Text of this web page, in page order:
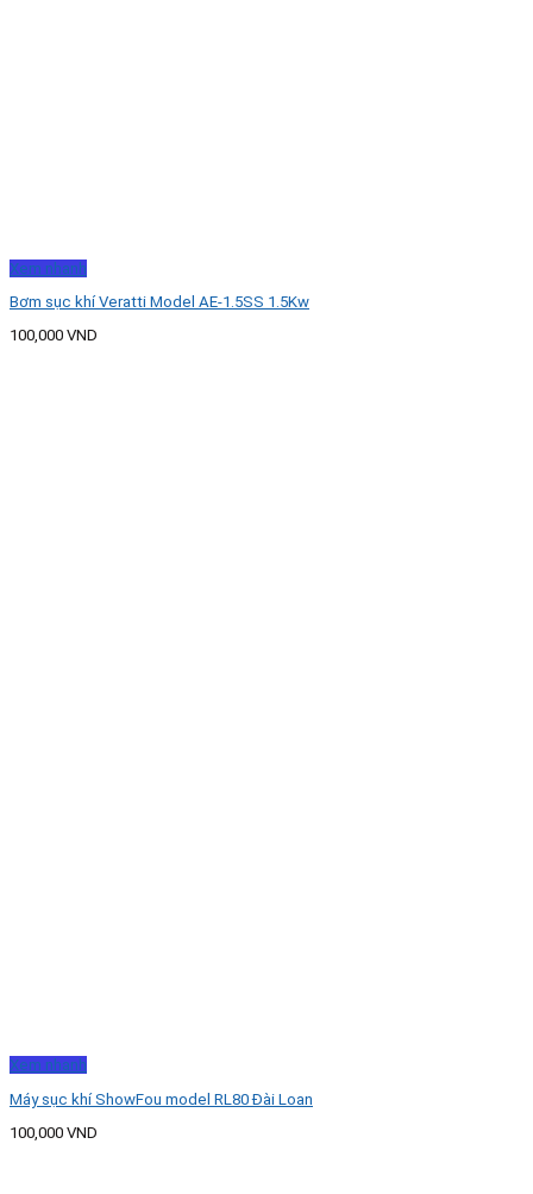
Xem nhanh
Bơm sục khí Veratti Model AE-1.5SS 1.5Kw
100,000 VND
Xem nhanh
Máy sục khí ShowFou model RL80 Đài Loan
100,000 VND